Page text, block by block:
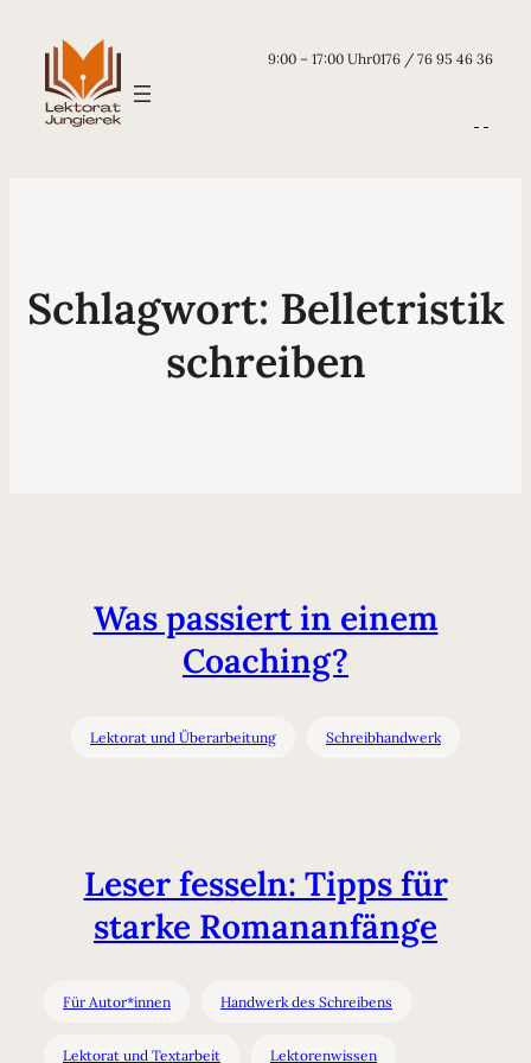
9:00 – 17:00 Uhr0176 / 76 95 46 36
Schlagwort: Belletristik
schreiben
Was passiert in einem
Coaching?
Lektorat und Überarbeitung Schreibhandwerk
Leser fesseln: Tipps für
starke Romananfänge
Für Autor*innen Handwerk des Schreibens
Lektorat und Textarbeit Lektorenwissen